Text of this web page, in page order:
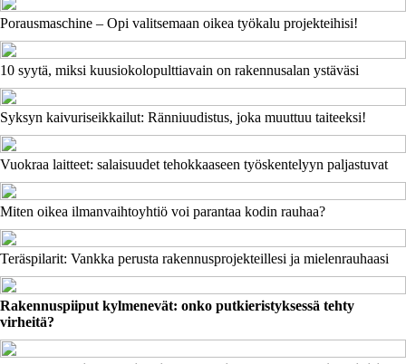
Porausmaschine – Opi valitsemaan oikea työkalu projekteihisi!
10 syytä, miksi kuusiokolopulttiavain on rakennusalan ystäväsi
Syksyn kaivuriseikkailut: Ränniuudistus, joka muuttuu taiteeksi!
Vuokraa laitteet: salaisuudet tehokkaaseen työskentelyyn paljastuvat
Miten oikea ilmanvaihtoyhtiö voi parantaa kodin rauhaa?
Teräspilarit: Vankka perusta rakennusprojekteillesi ja mielenrauhaasi
Rakennuspiiput kylmenevät: onko putkieristyksessä tehty
virheitä?